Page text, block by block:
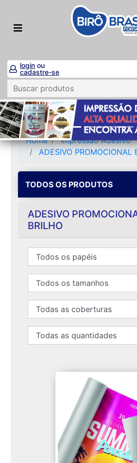
login ou
cadastre-se
Home
Impressão Adesivo
ADESIVO PROMOCIONAL
TODOS OS PRODUTOS
ADESIVO
BRILHO